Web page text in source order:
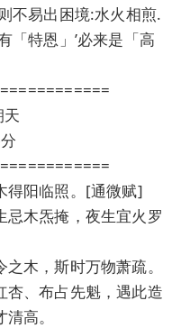
不易出困境:水火相煎.
「特恩」’必来是「高
得阳临照。[通微赋]
忌木炁掩，夜生宜火罗
木，斯时万物萧疏。
杏、布占先魁，遇此造
高。